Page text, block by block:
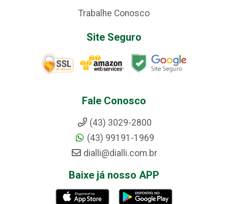
Trabalhe Conosco
Site Seguro
Fale Conosco
(43) 3029-2800
(43) 99191-1969
dialli@dialli.com.br
Baixe já nosso APP